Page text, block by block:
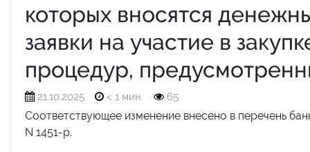
которых вносятся
заявки на участие в
процедур,
21.10.2025 < 1 мин. 65
Соответствующее изменение внесено в перечень
N 1451-р.